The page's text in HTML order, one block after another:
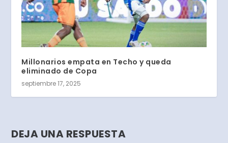
Millonarios empata en Techo y queda
eliminado de Copa
septiembre 17, 2025
DEJA UNA RESPUESTA